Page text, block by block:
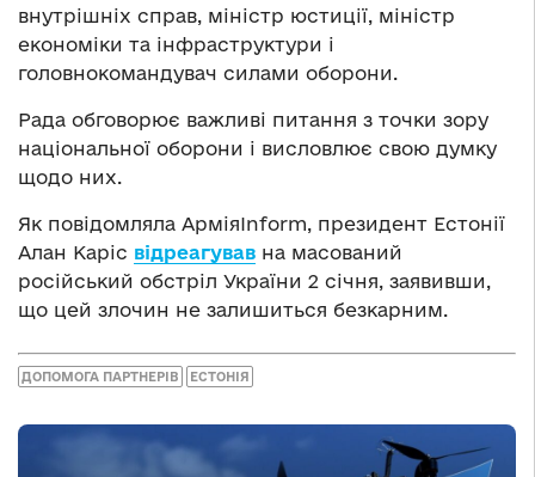
внутрішніх справ, міністр юстиції, міністр
економіки та інфраструктури і
головнокомандувач силами оборони.
Рада обговорює важливі питання з точки зору
національної оборони і висловлює свою думку
щодо них.
Як повідомляла АрміяInform, президент Естонії
Алан Каріс відреагував на масований
російський обстріл України 2 січня, заявивши,
що цей злочин не залишиться безкарним.
ДОПОМОГА ПАРТНЕРІВ ЕСТОНІЯ